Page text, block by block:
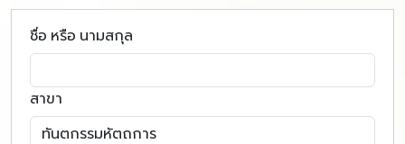
ชื่อ หรือ นามสกุล
สาขา